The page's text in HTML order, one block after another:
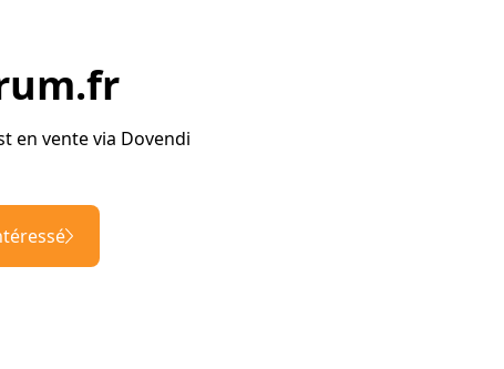
en vente via Dovendi